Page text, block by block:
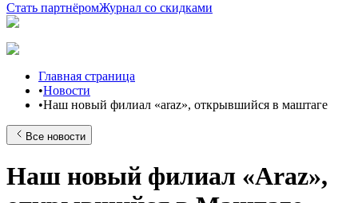
Стать партнёромЖурнал со скидками
Главная страница
•Новости
•Наш новый филиал «araz», открывшийся в маштагe
Все новости
Наш новый филиал «Araz»,